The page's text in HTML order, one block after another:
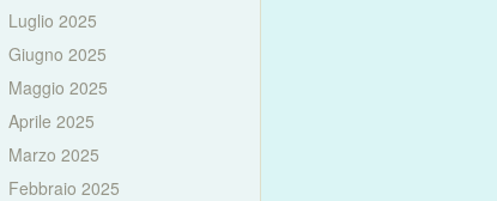
Luglio 2025
Giugno 2025
Maggio 2025
Aprile 2025
Marzo 2025
Febbraio 2025